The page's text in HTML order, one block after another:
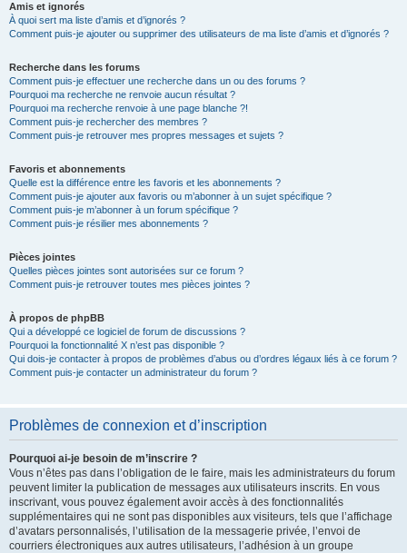
Amis et ignorés
À quoi sert ma liste d’amis et d’ignorés ?
Comment puis-je ajouter ou supprimer des utilisateurs de ma liste d’amis et d’ignorés ?
Recherche dans les forums
Comment puis-je effectuer une recherche dans un ou des forums ?
Pourquoi ma recherche ne renvoie aucun résultat ?
Pourquoi ma recherche renvoie à une page blanche ?!
Comment puis-je rechercher des membres ?
Comment puis-je retrouver mes propres messages et sujets ?
Favoris et abonnements
Quelle est la différence entre les favoris et les abonnements ?
Comment puis-je ajouter aux favoris ou m’abonner à un sujet spécifique ?
Comment puis-je m’abonner à un forum spécifique ?
Comment puis-je résilier mes abonnements ?
Pièces jointes
Quelles pièces jointes sont autorisées sur ce forum ?
Comment puis-je retrouver toutes mes pièces jointes ?
À propos de phpBB
Qui a développé ce logiciel de forum de discussions ?
Pourquoi la fonctionnalité X n’est pas disponible ?
Qui dois-je contacter à propos de problèmes d’abus ou d’ordres légaux liés à ce forum ?
Comment puis-je contacter un administrateur du forum ?
Problèmes de connexion et d’inscription
Pourquoi ai-je besoin de m’inscrire ?
Vous n’êtes pas dans l’obligation de le faire, mais les administrateurs du forum
peuvent limiter la publication de messages aux utilisateurs inscrits. En vous
inscrivant, vous pouvez également avoir accès à des fonctionnalités
supplémentaires qui ne sont pas disponibles aux visiteurs, tels que l’affichage
d’avatars personnalisés, l’utilisation de la messagerie privée, l’envoi de
courriers électroniques aux autres utilisateurs, l’adhésion à un groupe